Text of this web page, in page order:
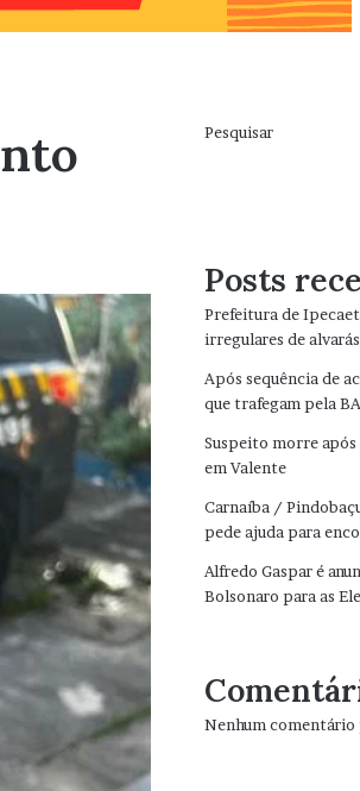
Pesquisar
Posts
Prefeitura de
irregulares de
Após sequência de
que trafegam pela
Suspeito morre
em Valente
Carnaíba /
pede ajuda para
Alfredo Gaspar é
Bolsonaro para as
Nenhum comentário